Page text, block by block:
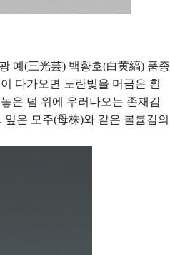
예(三光芸) 백황호(白黄縞) 품종
다가오면 노란빛을 머금은 흰
은 덤 위에 우러나오는 존재감
은 모주(母株)와 같은 볼륨감의